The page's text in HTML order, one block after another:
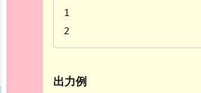
1
2
出力例